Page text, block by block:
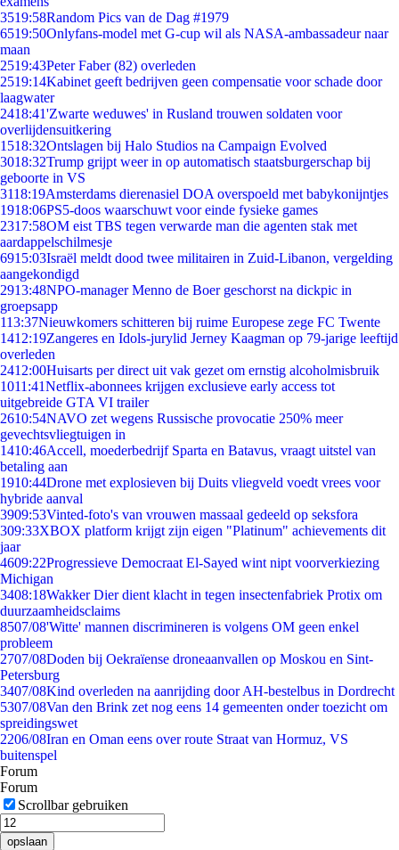
3519:58Random Pics van de Dag #1979
6519:50Onlyfans-model met G-cup wil als NASA-ambassadeur naar
maan
2519:43Peter Faber (82) overleden
2519:14Kabinet geeft bedrijven geen compensatie voor schade door
laagwater
2418:41'Zwarte weduwes' in Rusland trouwen soldaten voor
overlijdensuitkering
1518:32Ontslagen bij Halo Studios na Campaign Evolved
3018:32Trump grijpt weer in op automatisch staatsburgerschap bij
geboorte in VS
3118:19Amsterdams dierenasiel DOA overspoeld met babykonijntjes
1918:06PS5-doos waarschuwt voor einde fysieke games
2317:58OM eist TBS tegen verwarde man die agenten stak met
aardappelschilmesje
6915:03Israël meldt dood twee militairen in Zuid-Libanon, vergelding
aangekondigd
2913:48NPO-manager Menno de Boer geschorst na dickpic in
groepsapp
113:37Nieuwkomers schitteren bij ruime Europese zege FC Twente
1412:19Zangeres en Idols-jurylid Jerney Kaagman op 79-jarige leeftijd
overleden
2412:00Huisarts per direct uit vak gezet om ernstig alcoholmisbruik
1011:41Netflix-abonnees krijgen exclusieve early access tot
uitgebreide GTA VI trailer
2610:54NAVO zet wegens Russische provocatie 250% meer
gevechtsvliegtuigen in
1410:46Accell, moederbedrijf Sparta en Batavus, vraagt uitstel van
betaling aan
1910:44Drone met explosieven bij Duits vliegveld voedt vrees voor
hybride aanval
3909:53Vinted-foto's van vrouwen massaal gedeeld op seksfora
309:33XBOX platform krijgt zijn eigen "Platinum" achievements dit
jaar
4609:22Progressieve Democraat El-Sayed wint nipt voorverkiezing
Michigan
3408:18Wakker Dier dient klacht in tegen insectenfabriek Protix om
duurzaamheidsclaims
8507/08'Witte' mannen discrimineren is volgens OM geen enkel
probleem
2707/08Doden bij Oekraïense droneaanvallen op Moskou en Sint-
Petersburg
3407/08Kind overleden na aanrijding door AH-bestelbus in Dordrecht
5307/08Van den Brink zet nog eens 14 gemeenten onder toezicht om
spreidingswet
2206/08Iran en Oman eens over route Straat van Hormuz, VS
buitenspel
Forum
Forum
Scrollbar gebruiken
opslaan